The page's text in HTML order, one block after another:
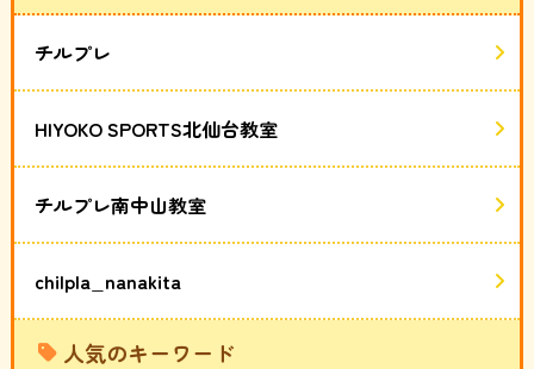
チルプレ
HIYOKO SPORTS北仙台教室
チルプレ南中山教室
chilpla_nanakita
人気のキーワード